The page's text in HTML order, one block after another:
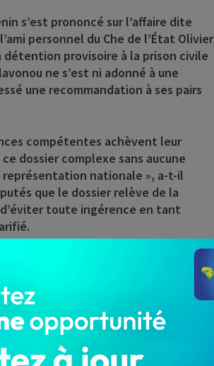
s’est prononcé sur l’affaire dite
personnel du Che de l’État Olivier
détention provisoire à la prison civile
ne s’est ni adonné à une
une recommandation à ses pairs
compétentes achèvent leur
dossier complexe sans aucune
nationale », a-t-il
que le dossier relève de la
toute ingérence en tant